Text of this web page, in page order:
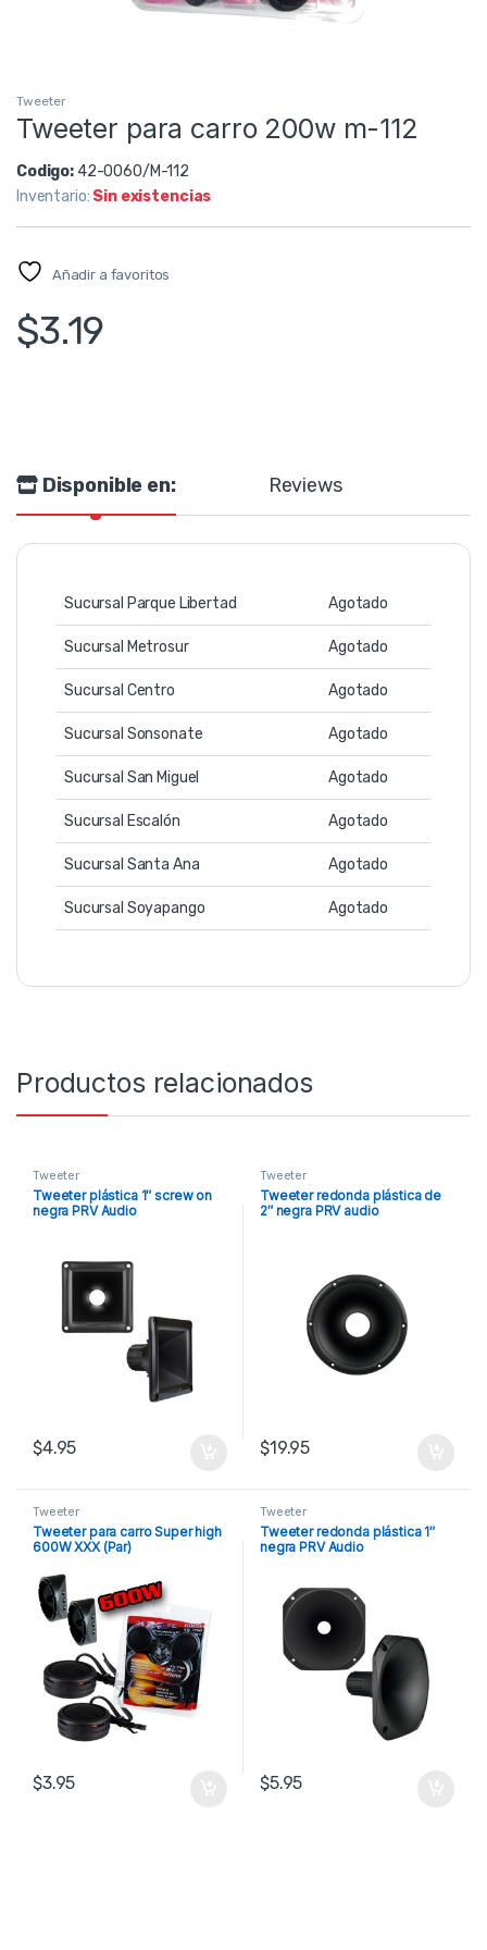
Tweeter
Tweeter para carro 200w m-112
Codigo: 42-0060/M-112
Inventario: Sin existencias
Añadir a favoritos
$3.19
Disponible en: Reviews
Sucursal Parque Libertad Agotado
Sucursal Metrosur Agotado
Sucursal Centro Agotado
Sucursal Sonsonate Agotado
Sucursal San Miguel Agotado
Sucursal Escalón Agotado
Sucursal Santa Ana Agotado
Sucursal Soyapango Agotado
Productos relacionados
Tweeter
Tweeter plástica 1″ screw on
negra PRV Audio
$4.95
Tweeter
Tweeter redonda plástica de
2″ negra PRV audio
$19.95
Tweeter
Tweeter para carro Super high
600W XXX (Par)
$3.95
Tweeter
Tweeter redonda plástica 1″
negra PRV Audio
$5.95